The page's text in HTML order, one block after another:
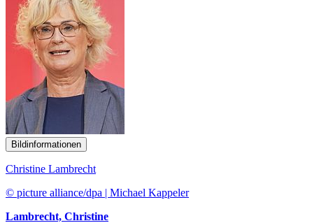
Bildinformationen
Christine Lambrecht
© picture alliance/dpa | Michael Kappeler
Lambrecht, Christine